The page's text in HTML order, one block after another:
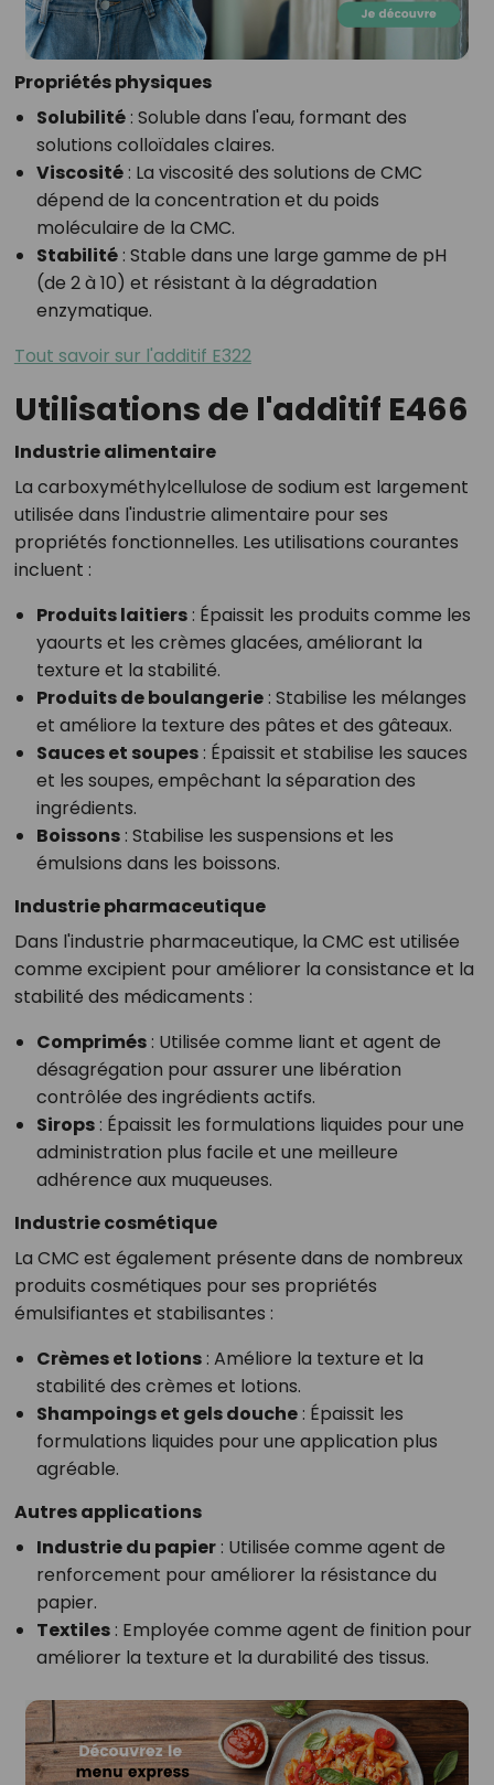
Propriétés physiques
Solubilité: Soluble dans l'eau, formant des
solutions colloïdales claires.
Viscosité: La viscosité des solutions de CMC
dépend de la concentration et du poids
moléculaire de la CMC.
Stabilité: Stable dans une large gamme de pH
(de 2 à 10) et résistant à la dégradation
enzymatique.
Tout savoir sur l'additif E322
Utilisations de l'additif E466
Industrie alimentaire
La carboxyméthylcellulose de sodium est largement
utilisée dans l'industrie alimentaire pour ses
propriétés fonctionnelles. Les utilisations courantes
incluent :
Produits laitiers: Épaissit les produits comme les
yaourts et les crèmes glacées, améliorant la
texture et la stabilité.
Produits de boulangerie: Stabilise les mélanges
et améliore la texture des pâtes et des gâteaux.
Sauces et soupes: Épaissit et stabilise les sauces
et les soupes, empêchant la séparation des
ingrédients.
Boissons: Stabilise les suspensions et les
émulsions dans les boissons.
Industrie pharmaceutique
Dans l'industrie pharmaceutique, la CMC est utilisée
comme excipient pour améliorer la consistance et la
stabilité des médicaments :
Comprimés: Utilisée comme liant et agent de
désagrégation pour assurer une libération
contrôlée des ingrédients actifs.
Sirops: Épaissit les formulations liquides pour une
administration plus facile et une meilleure
adhérence aux muqueuses.
Industrie cosmétique
La CMC est également présente dans de nombreux
produits cosmétiques pour ses propriétés
émulsifiantes et stabilisantes :
Crèmes et lotions: Améliore la texture et la
stabilité des crèmes et lotions.
Shampoings et gels douche: Épaissit les
formulations liquides pour une application plus
agréable.
Autres applications
Industrie du papier: Utilisée comme agent de
renforcement pour améliorer la résistance du
papier.
Textiles: Employée comme agent de finition pour
améliorer la texture et la durabilité des tissus.